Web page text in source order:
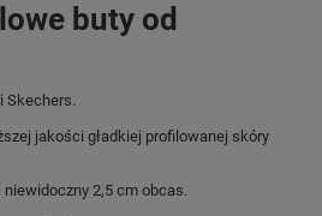
buty od
Skechers.
jakości gładkiej profilowanej skóry
2,5 cm obcas.